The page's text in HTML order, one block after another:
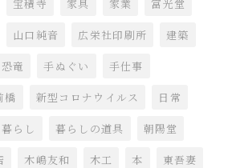
宝積寺 家具 家業 富光堂
山口純音 広栄社印刷所 建築
恐竜 手ぬぐい 手仕事
橋 新型コロナウイルス 日常
暮らし 暮らしの道具 朝陽堂
木嶋友和 木工 本 東吾妻